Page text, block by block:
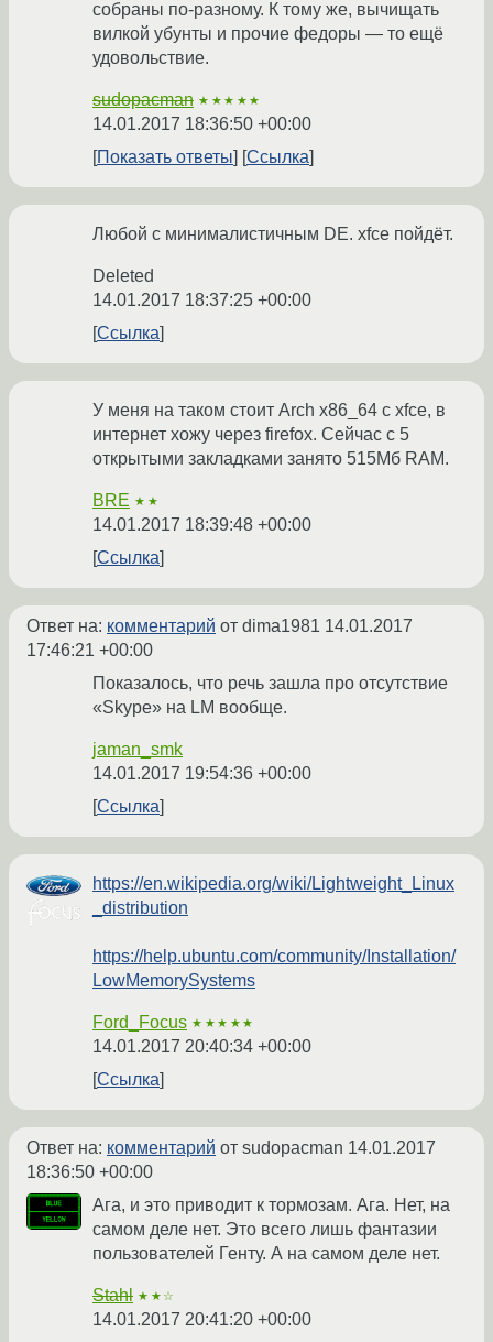
собраны по-разному. К тому же, вычищать
вилкой убунты и прочие федоры — то ещё
удовольствие.
sudopacman ★★★★★
14.01.2017 18:36:50 +00:00
Показать ответы
Ссылка
Любой с минималистичным DE. xfce пойдёт.
Deleted
14.01.2017 18:37:25 +00:00
Ссылка
У меня на таком стоит Arch x86_64 с xfce, в
интернет хожу через firefox. Сейчас с 5
открытыми закладками занято 515Мб RAM.
BRE ★★
14.01.2017 18:39:48 +00:00
Ссылка
Ответ на: комментарий от dima1981 14.01.2017
17:46:21 +00:00
Показалось, что речь зашла про отсутствие
«Skype» на LM вообще.
jaman_smk
14.01.2017 19:54:36 +00:00
Ссылка
https://en.wikipedia.org/wiki/Lightweight_Linux
_distribution
https://help.ubuntu.com/community/Installation/
LowMemorySystems
Ford_Focus ★★★★★
14.01.2017 20:40:34 +00:00
Ссылка
Ответ на: комментарий от sudopacman 14.01.2017
18:36:50 +00:00
Ага, и это приводит к тормозам. Ага. Нет, на
самом деле нет. Это всего лишь фантазии
пользователей Генту. А на самом деле нет.
Stahl ★★☆
14.01.2017 20:41:20 +00:00